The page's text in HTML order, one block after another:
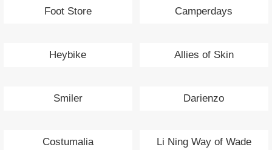
Foot Store Camperdays
Heybike Allies of Skin
Smiler Darienzo
Costumalia Li Ning Way of Wade